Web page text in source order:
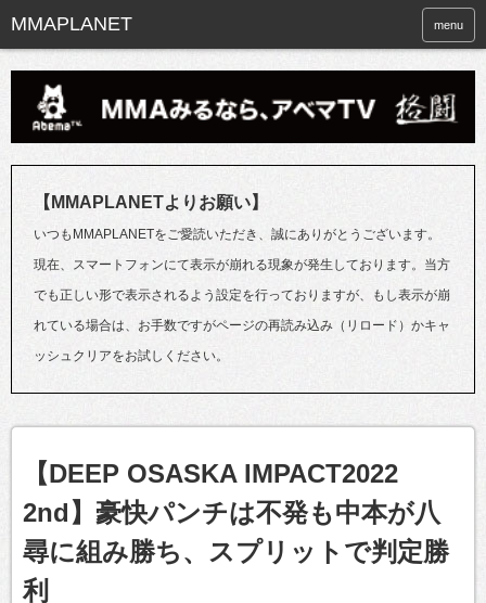
menu
【MMAPLANETよりお願い】
いつもMMAPLANETをご愛読いただき、誠にありがとうございます。
現在、スマートフォンにて表示が崩れる現象が発生しております。当方
でも正しい形で表示されるよう設定を行っておりますが、もし表示が崩
れている場合は、お手数ですがページの再読み込み（リロード）かキャ
ッシュクリアをお試しください。
【DEEP OSASKA IMPACT2022
2nd】豪快パンチは不発も中本が八
尋に組み勝ち、スプリットで判定勝
利